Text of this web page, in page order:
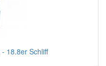
18.8er Schliff